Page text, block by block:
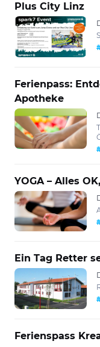
Plus City Linz
Ferienpass:
Apotheke
YOGA – Alles
Ein Tag Retter
Ferienspass